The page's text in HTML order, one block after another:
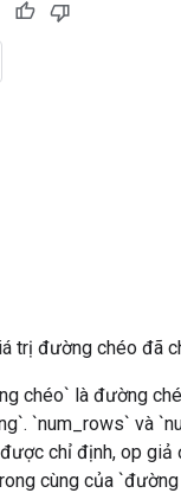
trị đường chéo đã
chéo` là đường
`num_rows` và
chỉ định, op
cùng của